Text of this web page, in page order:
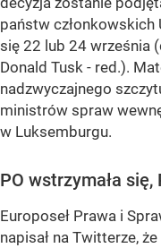
państw członkowskich
się 22 lub 24 września
Donald Tusk - red.).
nadzwyczajnego
ministrów spraw
w Luksemburgu.
PO wstrzymała się,
Europoseł Prawa i
napisał na Twitterze,